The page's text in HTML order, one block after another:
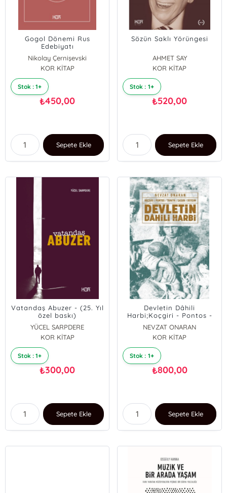
Gogol Dönemi Rus
Edebiyatı
Nikolay Çernişevski
KOR KİTAP
Stok : 1+
₺450,00
Sepete Ekle
Sözün Saklı Yörüngesi
AHMET SAY
KOR KİTAP
Stok : 1+
₺520,00
Sepete Ekle
Vatandaş Abuzer - (25. Yıl
özel baskı)
YÜCEL SARPDERE
KOR KİTAP
Stok : 1+
₺300,00
Sepete Ekle
Devletin Dâhili
Harbi;Koçgiri - Pontos -
Trakya - Sasun - Dersim
NEVZAT ONARAN
KOR KİTAP
Stok : 1+
₺800,00
Sepete Ekle